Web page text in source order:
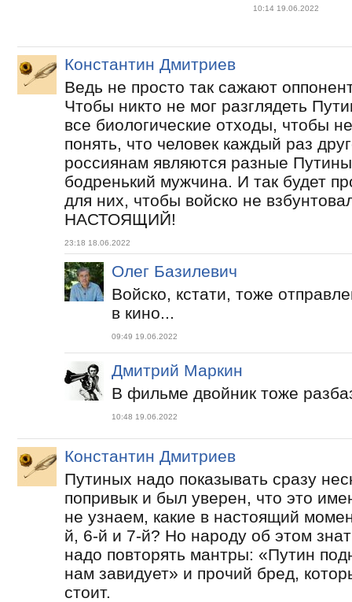
10:14 19.06.2022
Константин Дмитриев
Ведь не просто так сажают
Чтобы никто не мог разглядеть
все биологические отходы, чтобы
понять, что человек каждый раз
россиянам являются разные
бодренький мужчина. И так будет
для них, чтобы войско не
НАСТОЯЩИЙ!
23:18 18.06.2022
Олег Базилевич
Войско, кстати, тоже
в кино...
09:49 19.06.2022
Дмитрий Маркин
В фильме двойник тоже
10:48 19.06.2022
Константин Дмитриев
Путиных надо показывать сразу
попривык и был уверен, что это
не узнаем, какие в настоящий
й, 6-й и 7-й? Но народу об этом
надо повторять мантры: «Путин
нам завидует» и прочий бред,
стоит.